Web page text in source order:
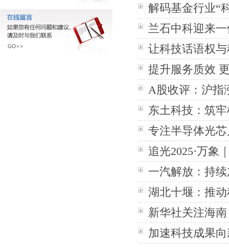
解码基金行业“
兰石中科迎来
让科技话语权
提升服务质效
A股收评：沪指
东土科技：筑
专注半导体光
追光2025·万象
一汽解放：持
湖北十堰：推
新华社关注海
加速科技成果